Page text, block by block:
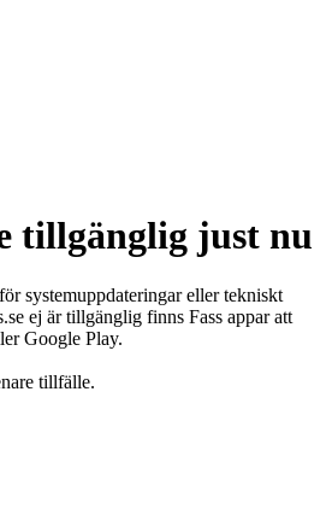
tillgänglig just nu
systemuppdateringar eller tekniskt
ej är tillgänglig finns Fass appar att
Google Play.
tillfälle.